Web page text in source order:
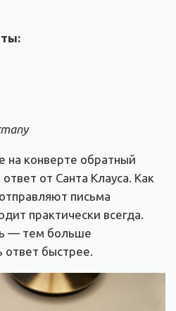
на конверте обратный
от Санта Клауса. Как
письма
практически всегда.
— тем больше
ответ быстрее.